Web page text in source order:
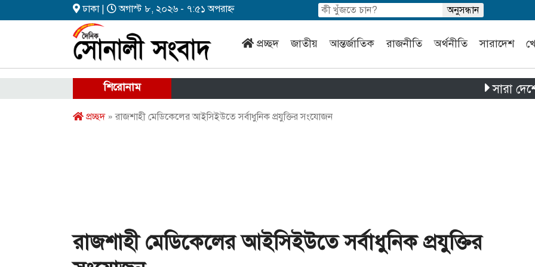
ঢাকা | অগাস্ট ৮, ২০২৬ - ৭:৫১ অপরাহ্ন
প্রচ্ছদ জাতীয় আন্তর্জাতিক রাজনীতি অর্থনীতি সারাদেশ
শিরোনাম সারা দেশে পৃথক
প্রচ্ছদ» রাজশাহী মেডিকেলের আইসিইউতে সর্বাধুনিক প্রযুক্তির সংযোজন
রাজশাহী মেডিকেলের আইসিইউতে সর্বাধুনিক প্রযুক্তির